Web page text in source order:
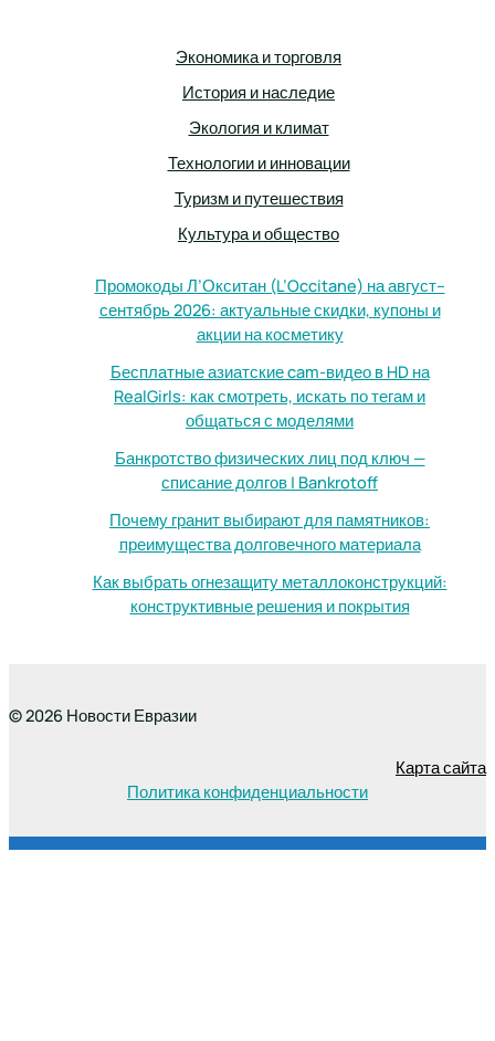
Экономика и торговля
История и наследие
Экология и климат
Технологии и инновации
Туризм и путешествия
Культура и общество
Промокоды Л’Окситан (L’Occitane) на август–
сентябрь 2026: актуальные скидки, купоны и
акции на косметику
Бесплатные азиатские cam-видео в HD на
RealGirls: как смотреть, искать по тегам и
общаться с моделями
Банкротство физических лиц под ключ —
списание долгов | Bankrotoff
Почему гранит выбирают для памятников:
преимущества долговечного материала
Как выбрать огнезащиту металлоконструкций:
конструктивные решения и покрытия
© 2026 Новости Евразии
Карта сайта
Политика конфиденциальности